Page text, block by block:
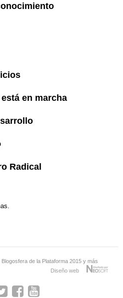
en marcha
Radical
Blogosfera de la Plataforma 2015 y más
Diseño web